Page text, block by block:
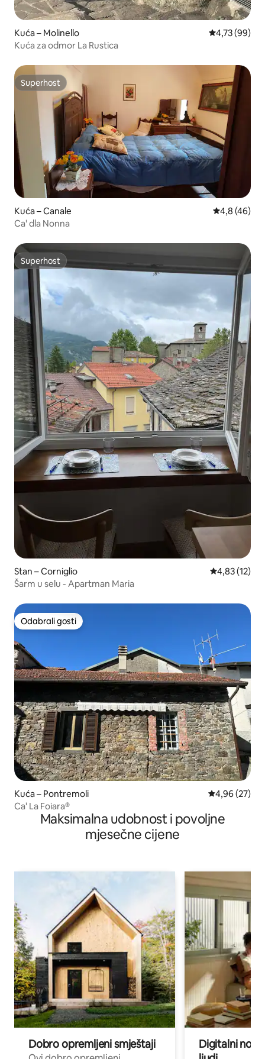
Kuća – Molinello Prosječna
4,73 (99)
Kuća za odmor La Rustica
Superhost
Superhost
Kuća – Canale Prosječna
4,8 (46)
Ca' dla Nonna
Superhost
Superhost
Stan – Corniglio Prosječna
4,83 (12)
Šarm u selu - Apartman Maria
Odabrali gosti
Odabrali gosti
Kuća – Pontremoli Prosječna
4,96 (27)
Ca' La Foiara®
Maksimalna udobnost i povoljne
mjesečne cijene
Dobro opremljeni smještaji
Digitalni